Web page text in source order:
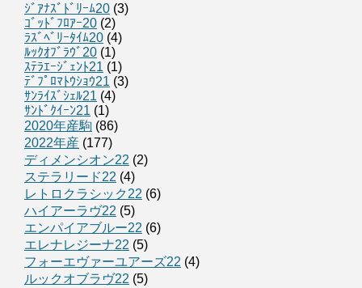
ｼﾞｱﾅｽﾞﾄﾞﾘｰﾑ20 (3)
ｺﾞｯﾄﾞﾌﾛｱｰ20 (2)
ﾗｽﾞﾍﾞﾘｰﾀｲﾑ20 (4)
ﾙｯｸｵﾌﾞﾗｳﾞ20 (1)
ｽﾃﾗｴｰｼﾞｪﾝﾄ21 (1)
ﾃﾞﾌﾟﾛﾏﾄｳｼｮｳ21 (3)
ｻﾝﾗｲｽﾞｼｪﾙ21 (4)
ｻﾝﾄﾞｸｲｰﾝ21 (1)
2020年産駒 (86)
2022年産 (177)
ディメンシオン22 (2)
ステラリード22 (4)
レトロクラシック22 (6)
ハイアーラヴ22 (5)
エンパイアブルー22 (6)
エレナレジーナ22 (5)
フォーエヴァーユアーズ22 (4)
ルックオブラヴ22 (5)